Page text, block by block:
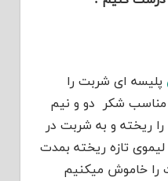
پلیسه ای شربت را
شکر دو و نیم
ریخته و به شربت در
تازه ریخته بمدت
را خاموش میکنیم